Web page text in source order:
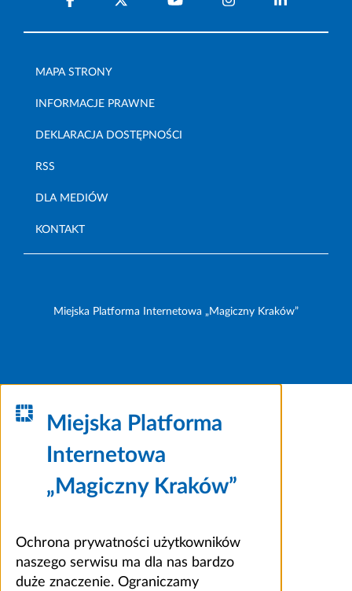
MAPA STRONY
INFORMACJE PRAWNE
DEKLARACJA DOSTĘPNOŚCI
RSS
DLA MEDIÓW
KONTAKT
Miejska Platforma Internetowa „Magiczny Kraków”
Miejska Platforma
Internetowa
„Magiczny Kraków”
Ochrona prywatności użytkowników
naszego serwisu ma dla nas bardzo
duże znaczenie. Ograniczamy